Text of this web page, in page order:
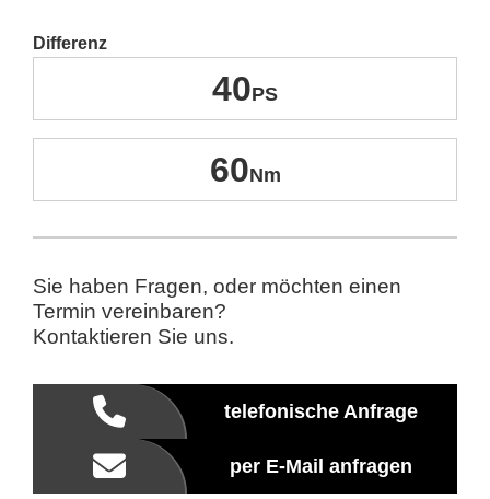
Differenz
40
60
Sie haben Fragen, oder möchten einen
Termin vereinbaren?
Kontaktieren Sie uns.
telefonische Anfrage
per E-Mail anfragen